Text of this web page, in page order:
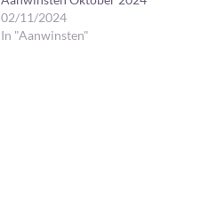
02/11/2024
In "Aanwinsten"